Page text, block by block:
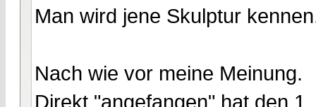
Man wird jene Skulptur
Nach wie vor meine Meinung.
Direkt "angefangen" hat den